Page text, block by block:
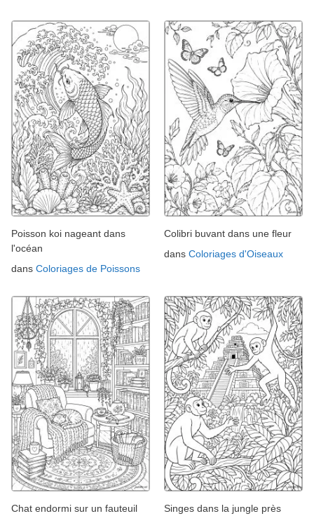
Poisson koi nageant dans
l'océan
dans Coloriages de Poissons
Colibri buvant dans une fleur
dans Coloriages d'Oiseaux
Chat endormi sur un fauteuil
Singes dans la jungle près